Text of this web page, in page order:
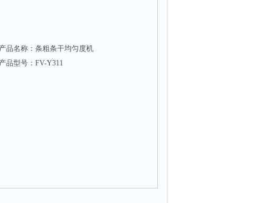
品名称：条粗条干均匀度机
品型号：FV-Y311